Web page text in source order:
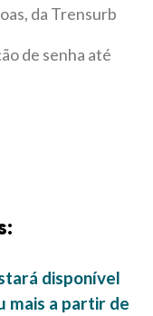
da Trensurb
de senha até
disponível
mais a partir de